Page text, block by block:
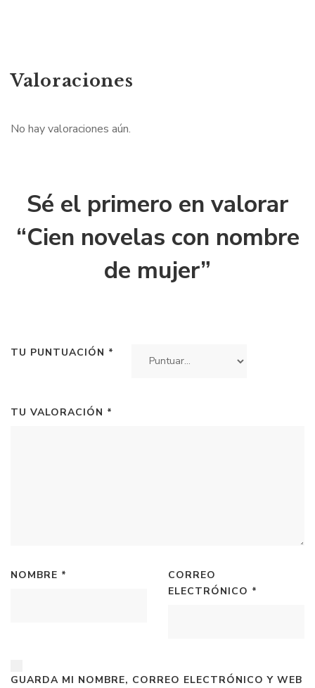
Valoraciones
No hay valoraciones aún.
Sé el primero en valorar
“Cien novelas con nombre
de mujer”
TU PUNTUACIÓN *
TU VALORACIÓN *
NOMBRE *
CORREO
ELECTRÓNICO *
GUARDA MI NOMBRE, CORREO ELECTRÓNICO Y WEB